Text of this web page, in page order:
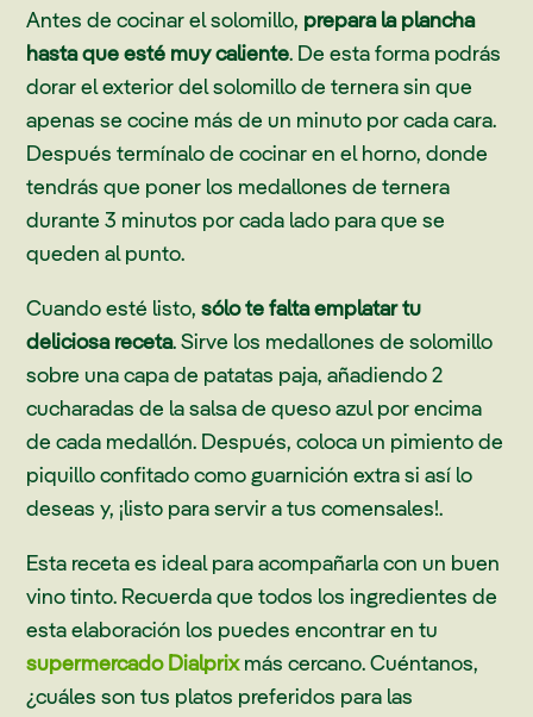
Antes de cocinar el solomillo, prepara la plancha
hasta que esté muy caliente. De esta forma podrás
dorar el exterior del solomillo de ternera sin que
apenas se cocine más de un minuto por cada cara.
Después termínalo de cocinar en el horno, donde
tendrás que poner los medallones de ternera
durante 3 minutos por cada lado para que se
queden al punto.
Cuando esté listo,sólo te falta emplatar tu
deliciosa receta. Sirve los medallones de solomillo
sobre una capa de patatas paja, añadiendo 2
cucharadas de la salsa de queso azul por encima
de cada medallón. Después, coloca un pimiento de
piquillo confitado como guarnición extra si así lo
deseas y, ¡listo para servir a tus comensales!.
Esta receta es ideal para acompañarla con un buen
vino tinto. Recuerda que todos los ingredientes de
esta elaboración los puedes encontrar en tu
supermercado Dialprixmás cercano. Cuéntanos,
¿cuáles son tus platos preferidos para las